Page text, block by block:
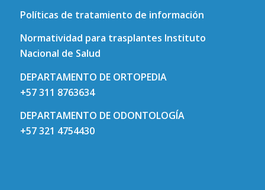
Políticas de tratamiento de información
Normatividad para trasplantes Instituto
Nacional de Salud
DEPARTAMENTO DE ORTOPEDIA
+57 311 8763634
DEPARTAMENTO DE ODONTOLOGÍA
+57 321 4754430